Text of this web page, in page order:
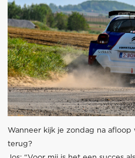
Wanneer kijk je zondag na
terug?